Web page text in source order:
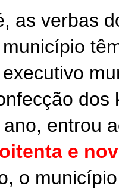
as verbas
entrou
e
o